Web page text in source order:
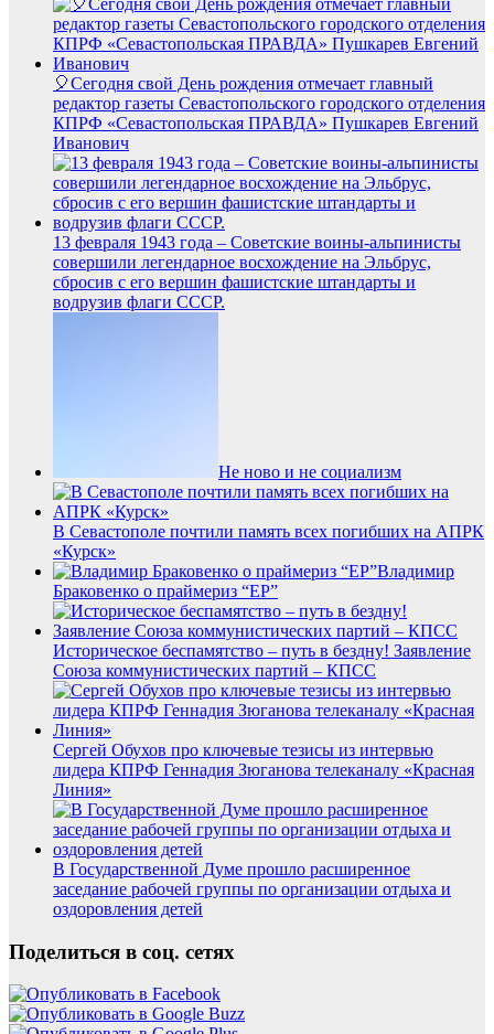
🎈Сегодня свой День рождения отмечает главный
редактор газеты Севастопольского городского отделения
КПРФ «Севастопольская ПРАВДА» Пушкарев Евгений
Иванович
13 февраля 1943 года – Советские воины-альпинисты
совершили легендарное восхождение на Эльбрус,
сбросив с его вершин фашистские штандарты и
водрузив флаги СССР.
Не ново и не социализм
В Севастополе почтили память всех погибших на АПРК
«Курск»
Владимир
Браковенко о праймериз “ЕР”
Историческое беспамятство – путь в бездну! Заявление
Союза коммунистических партий – КПСС
Сергей Обухов про ключевые тезисы из интервью
лидера КПРФ Геннадия Зюганова телеканалу «Красная
Линия»
В Государственной Думе прошло расширенное
заседание рабочей группы по организации отдыха и
оздоровления детей
Поделиться в соц. сетях